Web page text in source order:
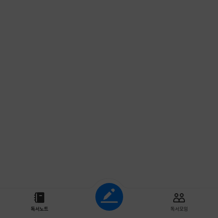
조회하기
독서노트 독서모임